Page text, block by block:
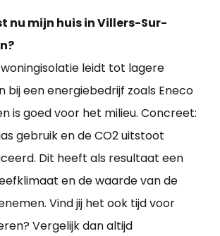
nu mijn huis in Villers-Sur-
leidt tot lagere
bij een energiebedrijf zoals Eneco
is goed voor het milieu. Concreet:
gebruik en de CO2 uitstoot
Dit heeft als resultaat een
en de waarde van de
Vind jij het ook tijd voor
Vergelijk dan altijd